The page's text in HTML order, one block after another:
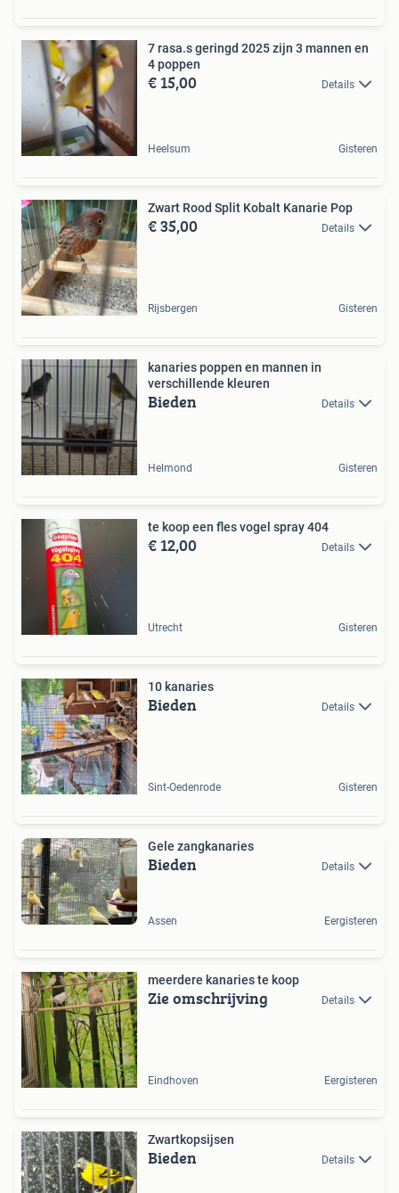
7 rasa.s geringd 2025 zijn 3 mannen en
4 poppen
€ 15,00 Details
Heelsum Gisteren
Zwart Rood Split Kobalt Kanarie Pop
€ 35,00 Details
Rijsbergen Gisteren
kanaries poppen en mannen in
verschillende kleuren
Bieden Details
Helmond Gisteren
te koop een fles vogel spray 404
€ 12,00 Details
Utrecht Gisteren
10 kanaries
Bieden Details
Sint-Oedenrode Gisteren
Gele zangkanaries
Bieden Details
Assen Eergisteren
meerdere kanaries te koop
Zie omschrijving Details
Eindhoven Eergisteren
Zwartkopsijsen
Bieden Details